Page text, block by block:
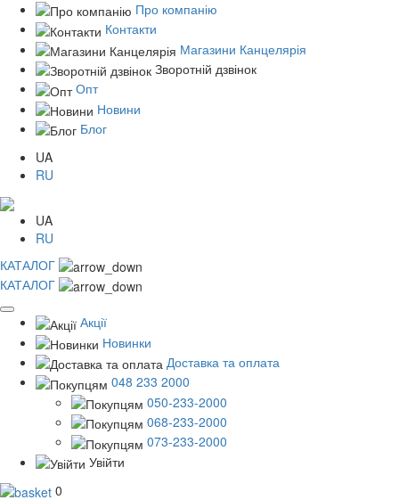
Про компанію
Контакти
Магазини Канцелярія
Зворотній дзвінок
Опт
Новини
Блог
UA
RU
UA
RU
КАТАЛОГ
КАТАЛОГ
Акції
Новинки
Доставка та оплата
048 233 2000
050-233-2000
068-233-2000
073-233-2000
Увійти
0